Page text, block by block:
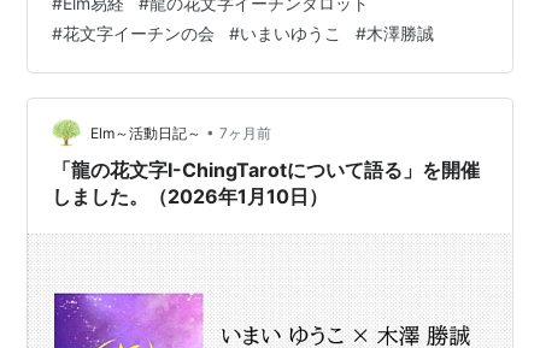
の絵柄の花文字に込めた意味を、 木澤先生からはそれぞ
れの卦の解説がされました。 毎回の4つのカードの読み
解きコーナーも健在です。 今回も読み解きして頂きまし
た。 読み解きのコーナーも恒例の 大喜利みたいな感じに
なってきていて 楽しんで行っています。 次回は2026…
#花文字イーチンの会 #いまいゆうこ #木澤勝誠
Elm～活動日記～ • 7ヶ月前
「龍の花文字I-ChingTarotについて語る」を開催
しました。（2026年1月10日）